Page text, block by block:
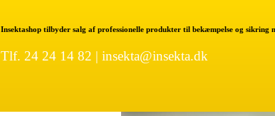
Insektashop tilbyder salg af professionelle produkter til bekæmpelse og sikring
Tlf. 24 24 14 82 | insekta@insekta.dk